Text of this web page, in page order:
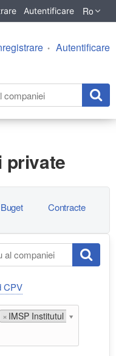
Autentificare Ro
Autentificare
private
Buget Contracte
CPV
× IMSP Institutul Mamei și